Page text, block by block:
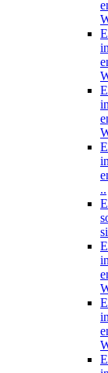
..